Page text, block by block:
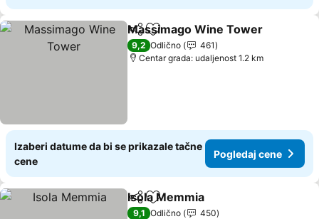
Deli Dodati u favorite
Massimago Wine Tower
9,2 Odlično
461
Centar grada: udaljenost 1.2 km
Izaberi datume da bi se prikazale tačne
cene
Pogledaj cene
Deli Dodati u favorite
Isola Memmia
9,1 Odlično
450